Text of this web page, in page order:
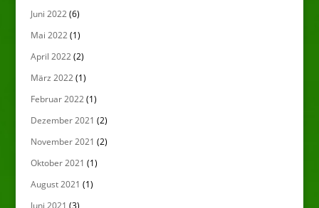
Juni 2022(6)
Mai 2022(1)
April 2022(2)
März 2022(1)
Februar 2022(1)
Dezember 2021 (2)
November 2021 (2)
Oktober 2021 (1)
August 2021 (1)
Juni 2021 (3)